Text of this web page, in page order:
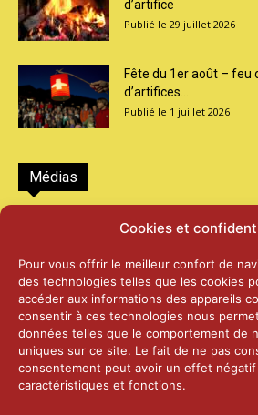
Cookies et
Pour vous offrir le meilleur confort de
des technologies telles que les cookies
accéder aux informations des appareils
consentir à ces technologies nous
données telles que le comportement de
uniques sur ce site. Le fait de ne pas
consentement peut avoir un effet
caractéristiques et fonctions.
d’artifice
29 juillet 2026
Fête du 1er août – feu
d’artifices...
1 juillet 2026
Médias
2026 – Laiterie
25 juin 2026
2025 – Palais Fédéral
25 juin 2026